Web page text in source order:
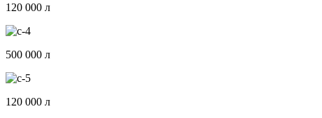
120 000 л
500 000 л
120 000 л